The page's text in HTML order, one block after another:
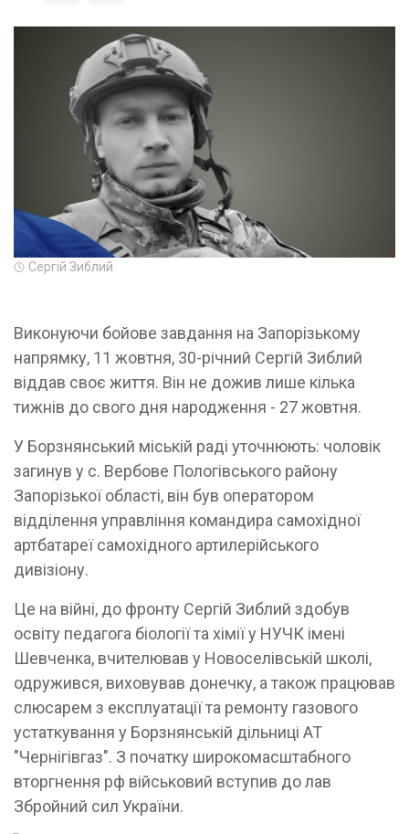
Сергій Зиблий
Виконуючи бойове завдання на Запорізькому
напрямку, 11 жовтня, 30-річний Сергій Зиблий
віддав своє життя. Він не дожив лише кілька
тижнів до свого дня народження - 27 жовтня.
У Борзнянський міській раді уточнюють: чоловік
загинув у с. Вербове Пологівського району
Запорізької області, він був оператором
відділення управління командира самохідної
артбатареї самохідного артилерійського
дивізіону.
Це на війні, до фронту Сергій Зиблий здобув
освіту педагога біології та хімії у НУЧК імені
Шевченка, вчителював у Новоселівській школі,
одружився, виховував донечку, а також працював
слюсарем з експлуатації та ремонту газового
устаткування у Борзнянській дільниці АТ
"Чернігівгаз". З початку широкомасштабного
вторгнення рф військовий вступив до лав
Збройний сил України.